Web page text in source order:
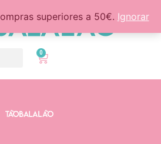
superiores a 50€. Ignorar
0